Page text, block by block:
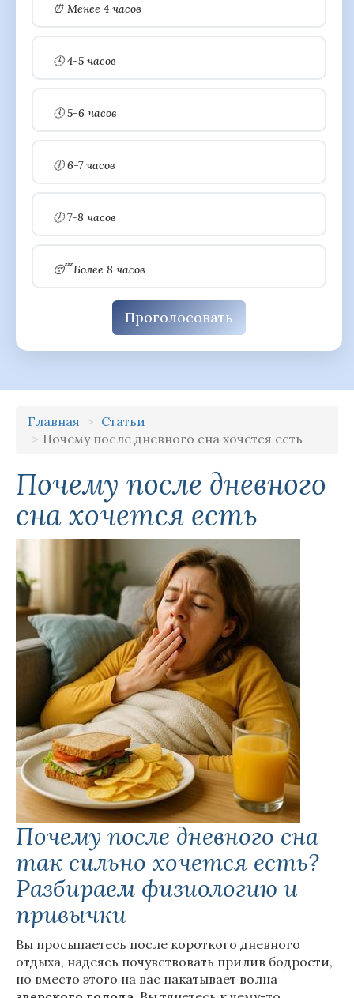
⏰ Менее 4 часов
🕓 4-5 часов
🕔 5-6 часов
🕕 6-7 часов
🕖 7-8 часов
😴 Более 8 часов
Проголосовать
Главная
Статьи
Почему после дневного сна хочется есть
Почему после дневного
сна хочется есть
Почему после дневного сна
так сильно хочется есть?
Разбираем физиологию и
привычки
Вы просыпаетесь после короткого дневного
отдыха, надеясь почувствовать прилив бодрости,
но вместо этого на вас накатывает волна